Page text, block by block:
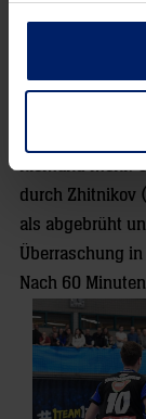
Die Löwen
Skube kontert
Schmid. Als
Juan Carlos
niemand mehr.
durch Zhitnikov
als abgebrüht
Überraschung
Nach 60